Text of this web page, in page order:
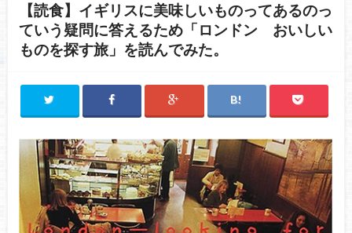
【読食】イギリスに美味しいものってあるのっ
ていう疑問に答えるため「ロンドン おいしい
ものを探す旅」を読んでみた。